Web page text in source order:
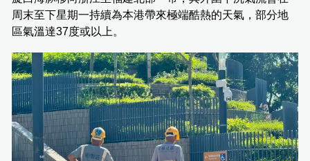
周末至下星期一持續為本港帶來極端酷熱的天氣，部分地
區氣溫達37度或以上。